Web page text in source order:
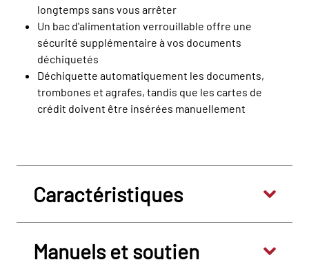
longtemps sans vous arrêter
Un bac d'alimentation verrouillable offre une
sécurité supplémentaire à vos documents
déchiquetés
Déchiquette automatiquement les documents,
trombones et agrafes, tandis que les cartes de
crédit doivent être insérées manuellement
Caractéristiques
Manuels et soutien